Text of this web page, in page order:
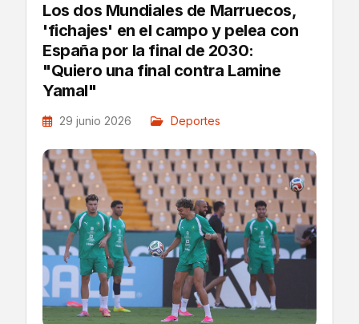
Los dos Mundiales de Marruecos,
'fichajes' en el campo y pelea con
España por la final de 2030:
"Quiero una final contra Lamine
Yamal"
29 junio 2026 Deportes